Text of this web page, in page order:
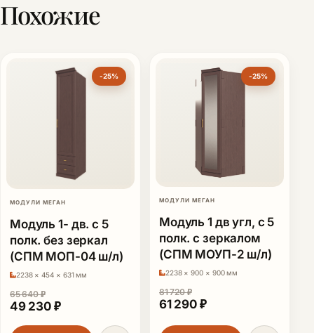
Похожие
-25%
МОДУЛИ МЕГАН
Модуль 1- дв. с 5
полк. без зеркал
(СПМ МОП-04 ш/л)
2238 × 454 × 631 мм
65 640₽
Первоначальная цена составляла 65 640 ₽.
49 230 ₽Текущая цена: 49 230 ₽.
-25%
МОДУЛИ МЕГАН
Модуль 1 дв угл, с 5
полк. с зеркалом
(СПМ МОУП-2 ш/л)
2238 × 900 × 900 мм
81 720₽
Первоначальная цена
61 290 ₽Текущая цена: 61